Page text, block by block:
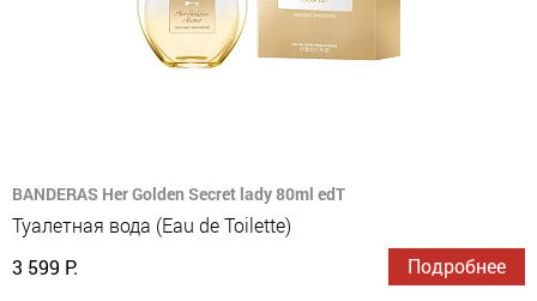
BANDERAS Her Golden Secret lady 80ml edT
Туалетная вода (Eau de Toilette)
3 599 Р.
Подробнее